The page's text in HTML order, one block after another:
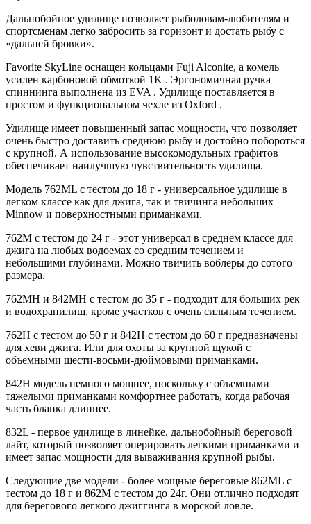
Дальнобойное удилище позволяет рыболовам-любителям и
спортсменам легко забросить за горизонт и достать рыбу с
«дальней бровки».
Favorite SkyLine оснащен кольцами Fuji Alconite, а комель
усилен карбоновой обмоткой 1K . Эргономичная ручка
спиннинга выполнена из EVA . Удилище поставляется в
простом и функциональном чехле из Oxford .
Удилище имеет повышенный запас мощности, что позволяет
очень быстро доставить среднюю рыбу и достойно побороться
с крупной. А использование высокомодульных графитов
обеспечивает наилучшую чувствительность удилища.
Модель 762ML с тестом до 18 г - универсальное удилище в
легком классе как для джига, так и твичинга небольших
Minnow и поверхностными приманками.
762М с тестом до 24 г - этот универсал в среднем классе для
джига на любых водоемах со средним течением и
небольшими глубинами. Можно твичить воблеры до сотого
размера.
762MH и 842MH с тестом до 35 г - подходит для больших рек
и водохранилищ, кроме участков с очень сильным течением.
762Н с тестом до 50 г и 842H с тестом до 60 г предназначены
для хеви джига. Или для охоты за крупной щукой с
объемными шести-восьми-дюймовыми приманками.
842H модель немного мощнее, поскольку с объемными
тяжелыми приманками комфортнее работать, когда рабочая
часть бланка длиннее.
832L - первое удилище в линейке, дальнобойный береговой
лайт, который позволяет оперировать легкими приманками и
имеет запас мощности для вываживания крупной рыбы.
Следующие две модели - более мощные береговые 862ML с
тестом до 18 г и 862M с тестом до 24г. Они отлично подходят
для берегового легкого джиггинга в морской ловле.